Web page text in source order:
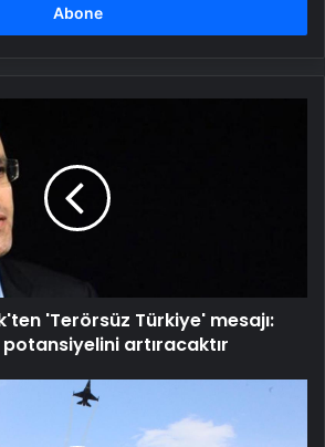
'Terörsüz Türkiye' mesajı:
artıracaktır